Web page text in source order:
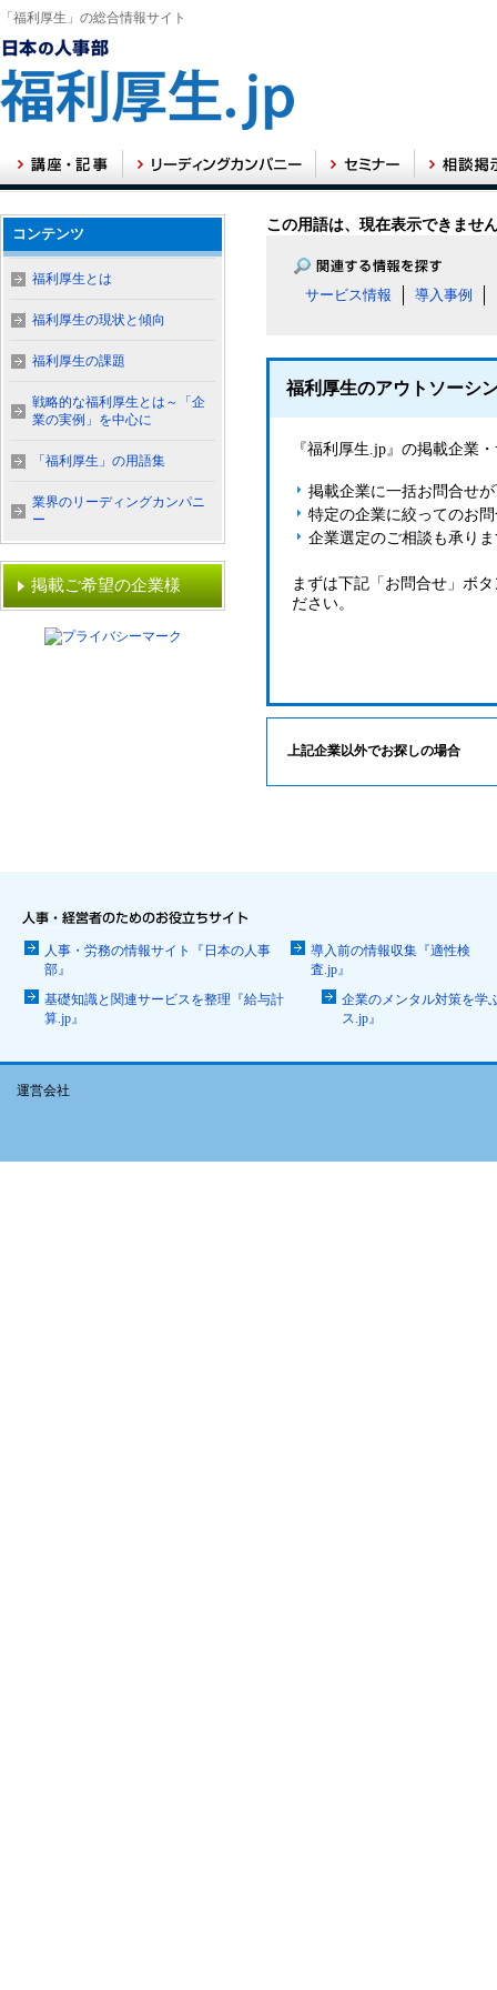
「福利厚生」の総合情報サイト
この用語は、現在表示できませ
サービス情報 導入事例
福利厚生のアウトソーシ
『福利厚生.jp』の掲載企業
掲載企業に一括お問合せ
特定の企業に絞ってのお
企業選定のご相談も承り
まずは下記「お問合せ」ボ
ださい。
上記企業以外でお探しの場合
コンテンツ
福利厚生とは
福利厚生の現状と傾向
福利厚生の課題
戦略的な福利厚生とは～「企
業の実例」を中心に
「福利厚生」の用語集
業界のリーディングカンパニ
ー
掲載ご希望の企業様
人事・労務の情報サイト『日本の人事
部』
導入前の情報収集『適性検
査.jp』
基礎知識と関連サービスを整理『給与計
算.jp』
企業のメンタル対策を学
ス.jp』
運営会社